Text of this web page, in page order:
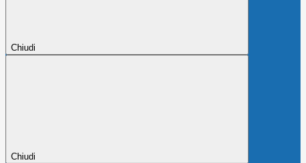
Chiudi
Chiudi